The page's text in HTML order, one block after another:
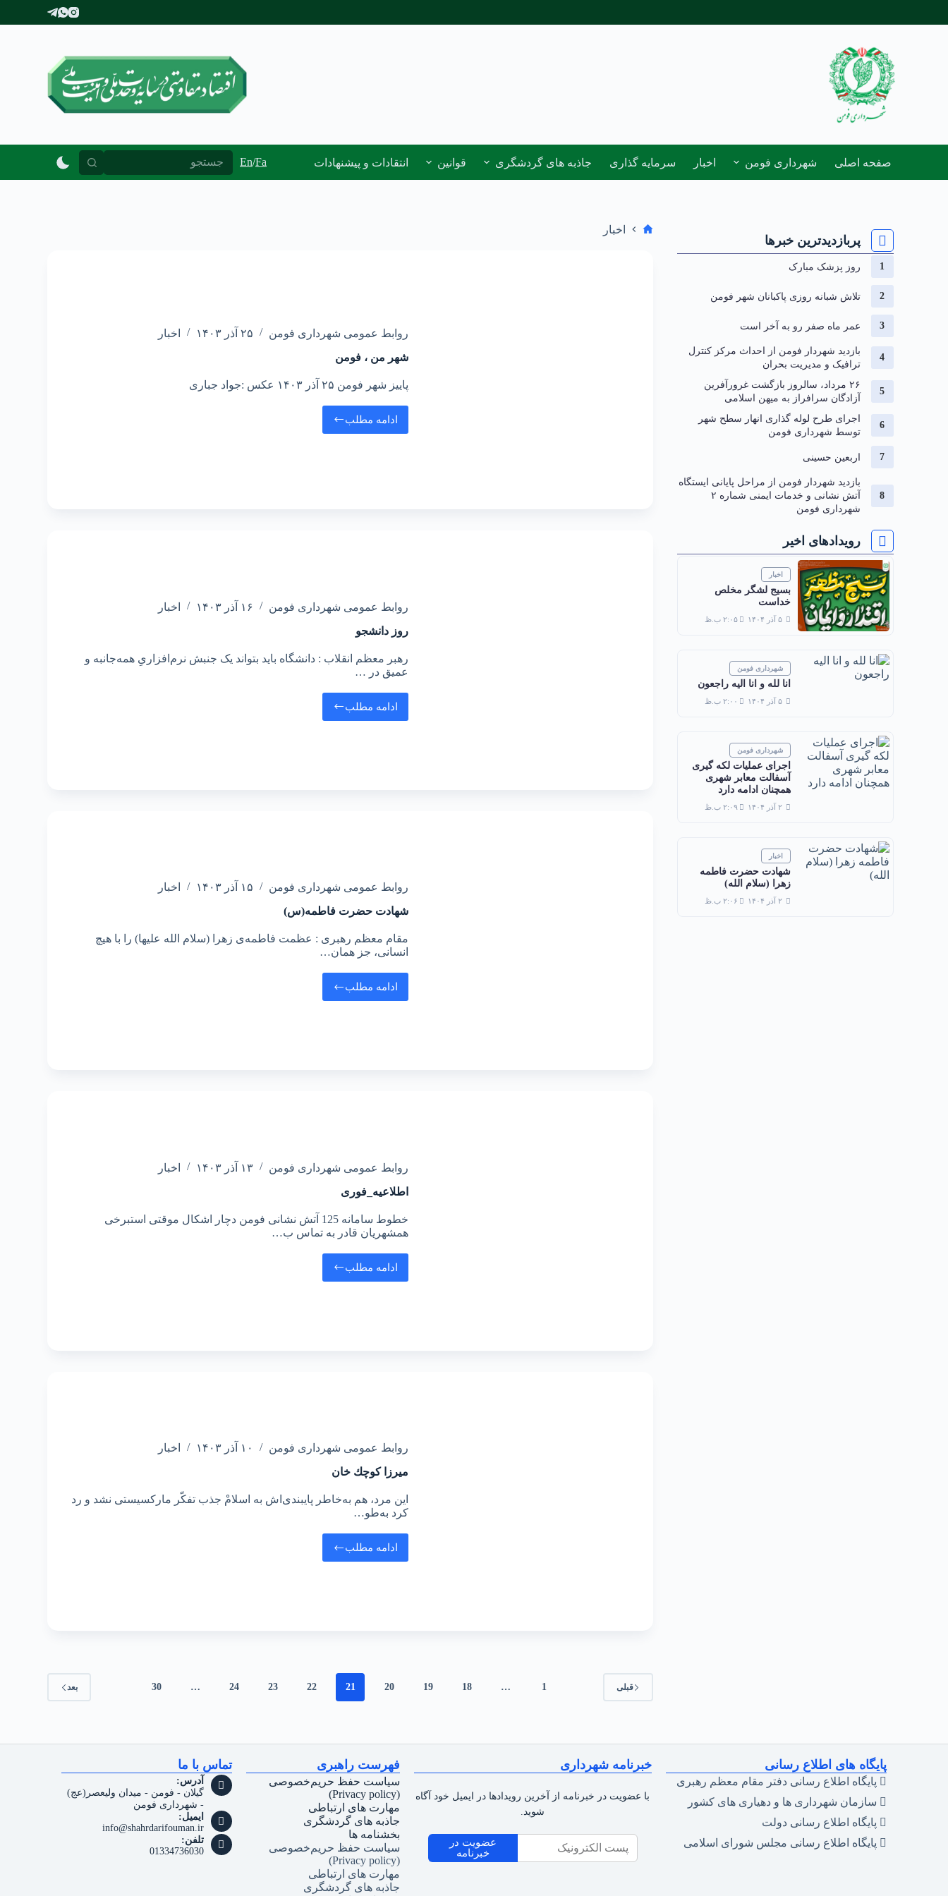
ر
صفحه اصلی شهرداری فومن اخبار سرمایه گذاری جاذبه های گردشگری قوانین انتقادات و پیشنهادات پیوند ها ورود کارکنانEn/Fa
اخبار
روابط عمومی شهرداری فومن ۲۵ آذر ۱۴۰۳
اخبار
شهر من ، فومن
پاییز شهر فومن ۲۵ آذر ۱۴۰۳ عکس :جواد جباری
ادامه مطلب
روابط عمومی شهرداری فومن ۱۶ آذر ۱۴۰۳
اخبار
روز دانشجو
رهبر معظم انقلاب : دانشگاه باید بتواند یک جنبش نرم‌افزاریِ همه‌جانبه و
عمیق در …
ادامه مطلب
روابط عمومی شهرداری فومن ۱۵ آذر ۱۴۰۳
اخبار
شهادت حضرت فاطمه(س)
مقام معظم رهبری : عظمت فاطمه‌ی زهرا (سلام الله علیها) را با هیچ
انسانی، جز همان…
ادامه مطلب
روابط عمومی شهرداری فومن ۱۳ آذر ۱۴۰۳
اخبار
اطلاعیه_فوری
خطوط سامانه 125 آتش نشانی فومن دچار اشکال موقتی استبرخی
همشهریان قادر به تماس ب…
ادامه مطلب
روابط عمومی شهرداری فومن ۱۰ آذر ۱۴۰۳
اخبار
میرزا كوچك خان
این مرد، هم به‌خاطر پایبندی‌اش به اسلامْ جذب تفكّر ماركسیستی نشد و رد
كرد به‌طو…
ادامه مطلب
قبلی 1
…
18
19
20
21
22
23
24
…
30 بعد
پربازدیدترین خبرها
روز پزشک مبارک
تلاش شبانه روزی پاکبانان شهر فومن
عمر ماه صفر رو به آخر است
بازدید شهردار فومن از احداث مرکز کنترل
ترافیک و مدیریت بحران
۲۶ مرداد، سالروز بازگشت غرورآفرین
آزادگان سرافراز به میهن اسلامی
اجرای طرح لوله گذاری انهار سطح شهر
توسط شهرداری فومن
اربعین حسینی
بازدید شهردار فومن از مراحل پایانی ایستگاه
آتش نشانی و خدمات ایمنی شماره ۲
شهرداری فومن
رویدادهای اخیر
اخبار
بسیج لشگر مخلص
خداست
۵ آذر ۱۴۰۴ ۲:۰۵ ب.ظ
شهرداری فومن
انا لله و انا الیه راجعون
۵ آذر ۱۴۰۴ ۲:۰۰ ب.ظ
شهرداری فومن
اجرای عملیات لکه گیری
آسفالت معابر شهری
همچنان ادامه دارد
۲ آذر ۱۴۰۴ ۲:۰۹ ب.ظ
اخبار
شهادت حضرت فاطمه
زهرا (سلام الله)
۲ آذر ۱۴۰۴ ۲:۰۶ ب.ظ
پایگاه های اطلاع رسانی
پایگاه اطلاع رسانی دفتر مقام معظم رهبری
سازمان شهرداری ها و دهیاری های کشور
پایگاه اطلاع رسانی دولت
پایگاه اطلاع رسانی مجلس شورای اسلامی
خبرنامه شهرداری
با عضویت در خبرنامه از آخرین رویدادها در ایمیل خود آگاه
شوید.
عضویت در
خبرنامه
فهرست راهبری
سیاست حفظ حریم‌خصوصی
(Privacy policy)
مهارت های ارتباطی
جاذبه های گردشگری
بخشنامه ها
سیاست حفظ حریم‌خصوصی
(Privacy policy)
مهارت های ارتباطی
جاذبه های گردشگری
تماس با ما
آدرس:
گیلان - فومن - میدان ولیعصر(عج)
- شهرداری فومن
ایمیل:
info@shahrdarifouman.ir
تلفن:
01334736030